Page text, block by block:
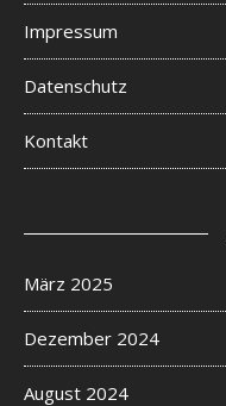
Impressum
Datenschutz
Kontakt
März 2025
Dezember 2024
August 2024